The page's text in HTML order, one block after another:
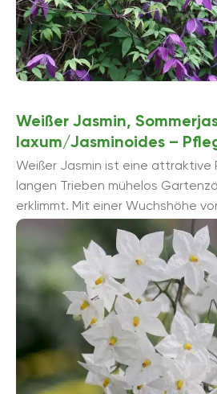
Weißer Jasmin,
laxum/Jasminoides –
Weißer Jasmin ist eine attraktive
langen Trieben mühelos
erklimmt. Mit einer Wuchshöhe
südamerikanische ...